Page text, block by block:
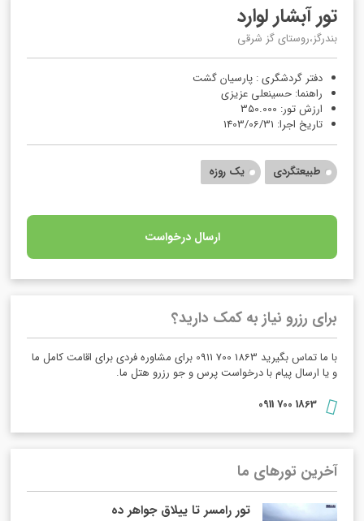
تور آبشار لوارد
بندرگز،روستای گز شرقی
دفتر گردشگری : پارسیان گشت
راهنما: حسینعلی عزیزی
ارزش تور: 350.000
تاریخ اجرا: 1403/06/31
طبیعتگردی یک روزه
ارسال درخواست
برای رزرو نیاز به کمک دارید؟
با ما تماس بگیرید 1863 700 0911 برای مشاوره فردی برای اقامت کامل ما
و یا ارسال پیام با درخواست پرس و جو رزرو هتل ما.
1863 700 0911
آخرین تورهای ما
تور رامسر تا ییلاق جواهر ده